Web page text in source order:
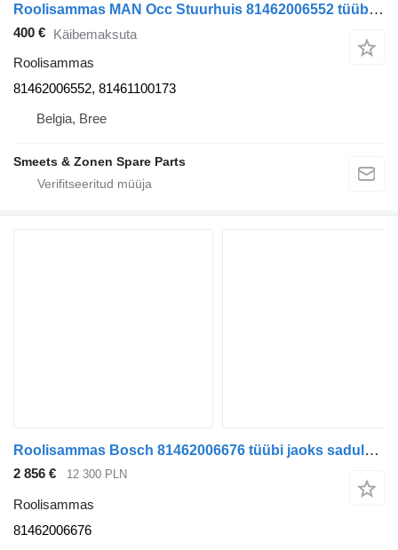
Roolisammas MAN Occ Stuurhuis 81462006552 tüübi jaoks sadulveoki
400 € Käibemaksuta
Roolisammas
81462006552, 81461100173
Belgia, Bree
Smeets & Zonen Spare Parts
Roolisammas Bosch 81462006676 tüübi jaoks sadulveoki MAN TGX TG3
2 856 € 12 300 PLN
Roolisammas
81462006676